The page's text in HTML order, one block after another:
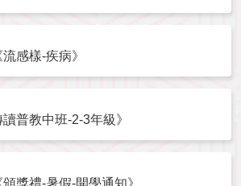
感樣-疾病》
普教中班-2-3年級》
獎禮-暑假-開學通知》